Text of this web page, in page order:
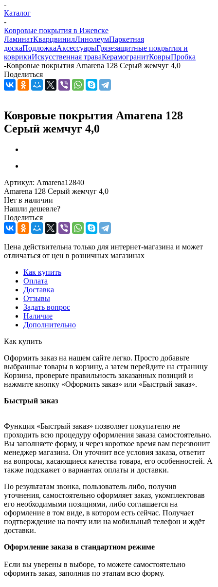
-
Каталог
-
Ковровые покрытия в Ижевске
ЛаминатКварцвинилЛинолеумПаркетная
доскаПодложкаАксессуарыГрязезащитные покрытия и
коврикиИскусственная траваКерамогранитКоврыПробка
-Ковровые покрытия Amarena 128 Серый жемчуг 4,0
Поделиться
Ковровые покрытия Amarena 128
Серый жемчуг 4,0
Артикул: Amarena12840
Amarena 128 Серый жемчуг 4,0
Нет в наличии
Нашли дешевле?
Поделиться
Цена действительна только для интернет-магазина и может
отличаться от цен в розничных магазинах
Как купить
Оплата
Доставка
Отзывы
Задать вопрос
Наличие
Дополнительно
Как купить
Оформить заказ на нашем сайте легко. Просто добавьте
выбранные товары в корзину, а затем перейдите на страницу
Корзина, проверьте правильность заказанных позиций и
нажмите кнопку «Оформить заказ» или «Быстрый заказ».
Быстрый заказ
Функция «Быстрый заказ» позволяет покупателю не
проходить всю процедуру оформления заказа самостоятельно.
Вы заполняете форму, и через короткое время вам перезвонит
менеджер магазина. Он уточнит все условия заказа, ответит
на вопросы, касающиеся качества товара, его особенностей. А
также подскажет о вариантах оплаты и доставки.
По результатам звонка, пользователь либо, получив
уточнения, самостоятельно оформляет заказ, укомплектовав
его необходимыми позициями, либо соглашается на
оформление в том виде, в котором есть сейчас. Получает
подтверждение на почту или на мобильный телефон и ждёт
доставки.
Оформление заказа в стандартном режиме
Если вы уверены в выборе, то можете самостоятельно
оформить заказ, заполнив по этапам всю форму.